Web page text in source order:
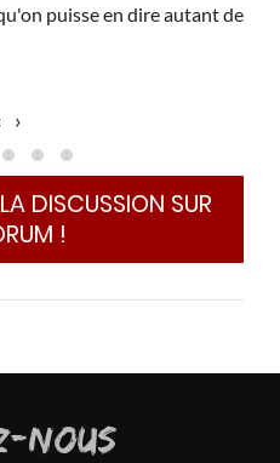
puisse en dire autant de
›
DISCUSSION SUR
!
NOUS